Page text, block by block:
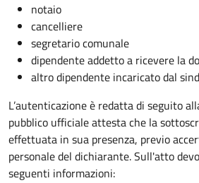
notaio
cancelliere
segretario comunale
dipendente addetto a ricevere la
altro dipendente incaricato dal
L’autenticazione è redatta di seguito
pubblico ufficiale attesta che la
effettuata in sua presenza, previo
personale del dichiarante. Sull'atto
seguenti informazioni: